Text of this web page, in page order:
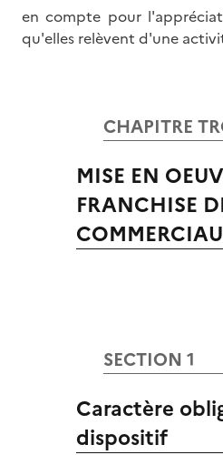
en compte pour
qu'elles relèvent d'une
CHAPITRE
MISE EN
FRANCHISE
SECTION 1
Caractère
dispositif